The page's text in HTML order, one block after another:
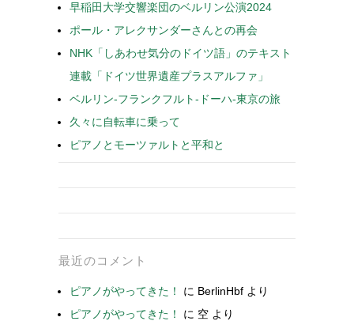
早稲田大学交響楽団のベルリン公演2024
ポール・アレクサンダーさんとの再会
NHK「しあわせ気分のドイツ語」のテキスト
連載「ドイツ世界遺産プラスアルファ」
ベルリン-フランクフルト-ドーハ-東京の旅
久々に自転車に乗って
ピアノとモーツァルトと平和と
最近のコメント
ピアノがやってきた！ に BerlinHbf より
ピアノがやってきた！
に 空 より